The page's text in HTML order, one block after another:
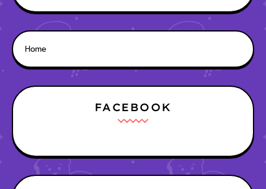
Home
FACEBOOK